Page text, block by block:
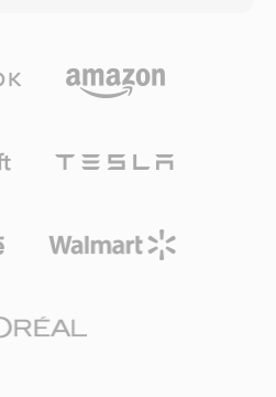
cứng Grandstream, độ
đọc tệp đến phát loa, và
toàn công ty.
point, với tần số lấy
5 đã thêm hỗ trợ.
tổn hao thuần
và thường nhỉnh hơn
viện mã nguồn mở